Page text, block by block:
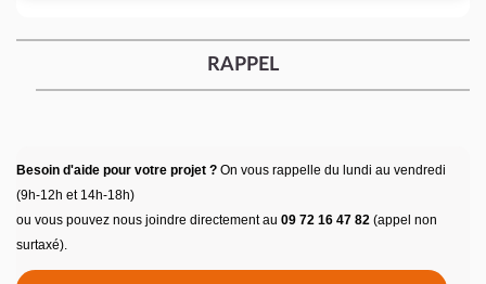
RAPPEL
Besoin d'aide pour votre projet ? On vous rappelle du lundi au vendredi
(9h-12h et 14h-18h)
ou vous pouvez nous joindre directement au 09 72 16 47 82 (appel non
surtaxé).